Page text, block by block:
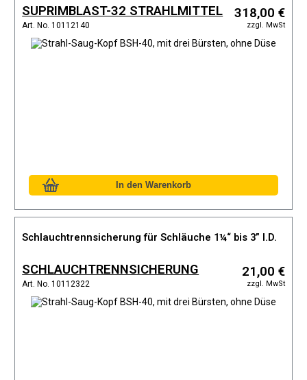
SUPRIMBLAST-32 STRAHLMITTEL
1
Art. No. 10112140
318,00 €
zzgl. MwSt
Schlauchtrennsicherung für Schläuche 1¼“ bis 3” I.D.
SCHLAUCHTRENNSICHERUNG
Art. No. 10112322
21,00 €
zzgl. MwSt